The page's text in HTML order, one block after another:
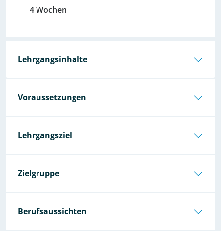
4 Wochen
Lehrgangsinhalte
Voraussetzungen
Lehrgangsziel
Zielgruppe
Berufsaussichten